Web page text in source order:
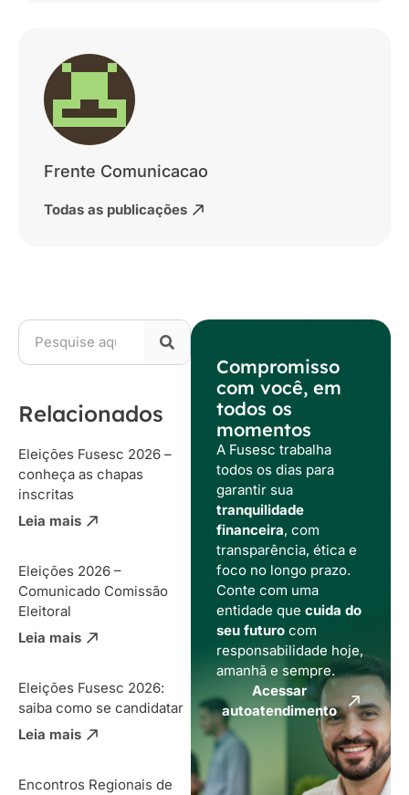
Frente Comunicacao
Todas as publicações
Relacionados
Eleições Fusesc 2026 –
conheça as chapas
inscritas
Leia mais
Eleições 2026 –
Comunicado Comissão
Eleitoral
Leia mais
Eleições Fusesc 2026:
saiba como se candidatar
Leia mais
Encontros Regionais de
Compromisso
com você, em
todos os
momentos
A Fusesc trabalha
todos os dias para
garantir sua
tranquilidade
financeira, com
transparência, ética e
foco no longo prazo.
Conte com uma
entidade que cuida do
seu futurocom
responsabilidade hoje,
amanhã e sempre.
Acessar
autoatendimento